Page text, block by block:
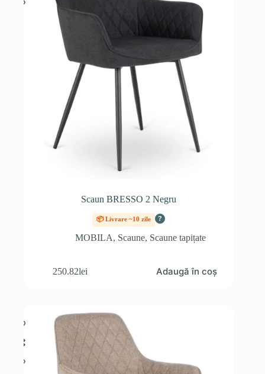
Scaun BRESSO 2 Negru
📦 Livrare ~10 zile ?
MOBILA, Scaune, Scaune tapițate
250.82lei Adaugă în coș